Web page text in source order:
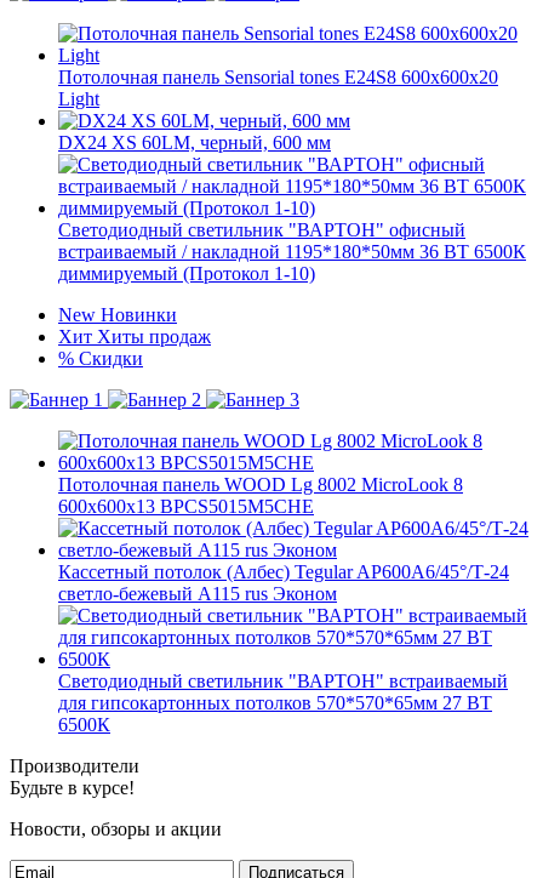
Потолочная панель Sensorial tones E24S8 600x600x20
Light
DX24 XS 60LM, черный, 600 мм
Светодиодный светильник "ВАРТОН" офисный
встраиваемый / накладной 1195*180*50мм 36 ВТ 6500К
диммируемый (Протокол 1-10)
New Новинки
Хит Хиты продаж
% Скидки
Потолочная панель WOOD Lg 8002 MicroLook 8
600x600x13 BPCS5015M5CHE
Кассетный потолок (Албес) Tegular AP600A6/45°/Т-24
светло-бежевый А115 rus Эконом
Светодиодный светильник "ВАРТОН" встраиваемый
для гипсокартонных потолков 570*570*65мм 27 ВТ
6500К
Производители
Будьте в курсе!
Новости, обзоры и акции
Подписаться